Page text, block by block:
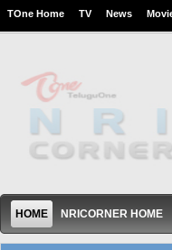
TOne Home TV News
HOME NRICORNER HOME